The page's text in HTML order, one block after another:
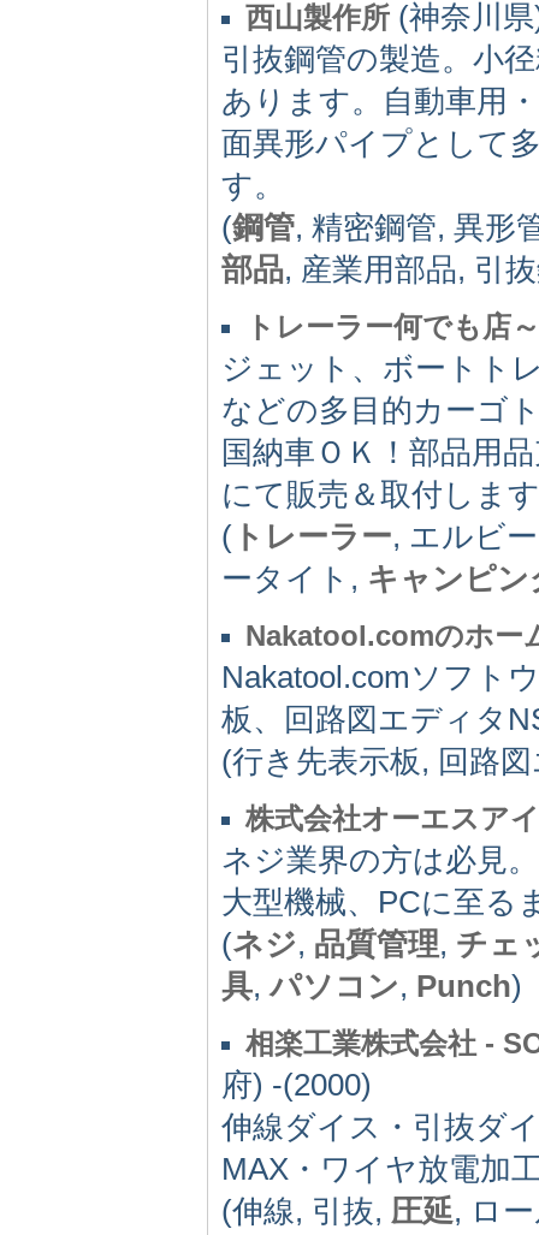
西山製作所 (神奈川
引抜鋼管の製造。小
あります。自動車用
面異形パイプとして
す。
(鋼管, 精密鋼管, 異形
部品, 産業用部品, 引
トレーラー何でも店
ジェット、ボートト
などの多目的カーゴ
国納車ＯＫ！部品用
にて販売＆取付しま
( トレーラー, エルビ
ータイト, キャンピン
Nakatool.comのホー
Nakatool.comソフト
板、回路図エディタ
(行き先表示板, 回路
株式会社オーエスア
ネジ業界の方は必見
大型機械、PCに至る
(ネジ, 品質管理, チェ
具,パソコン, Punch)
相楽工業株式会社 -
府) -(2000)
伸線ダイス・引抜ダ
MAX・ワイヤ放電加
(伸線, 引抜, 圧延, ロ